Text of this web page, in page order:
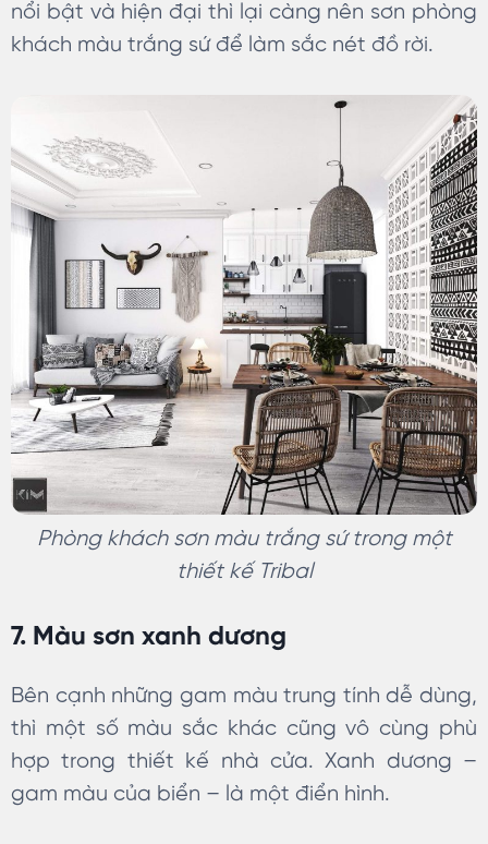
nổi bật và hiện đại thì lại càng nên sơn phòng
khách màu trắng sứ để làm sắc nét đồ rời.
Phòng khách sơn màu trắng sứ trong một
thiết kế Tribal
7. Màu sơn xanh dương
Bên cạnh những gam màu trung tính dễ dùng,
thì một số màu sắc khác cũng vô cùng phù
hợp trong thiết kế nhà cửa. Xanh dương –
gam màu của biển – là một điển hình.